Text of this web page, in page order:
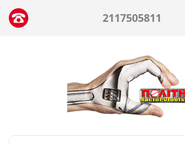
2117505811